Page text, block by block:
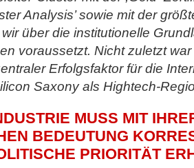
Analysis’ sowie mit der
über die institutionelle
voraussetzt. Nicht zuletzt war
Erfolgsfaktor für die
Saxony als Hightech-
MUSS MIT
BEDEUTUNG
PRIORITÄT